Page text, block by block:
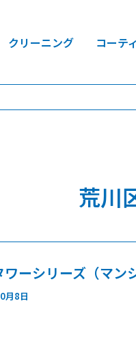
クリーニング コーテ
荒川
ーシリーズ（マン
月8日